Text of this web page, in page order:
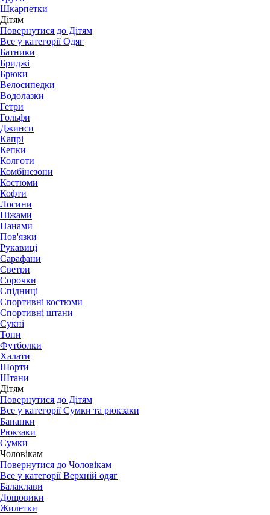
Шкарпетки
Дітям
Повернутися до Дітям
Все у категорії Одяг
Батники
Бриджі
Брюки
Велосипедки
Водолазки
Гетри
Гольфи
Джинси
Капрі
Кепки
Колготи
Комбінезони
Костюми
Кофти
Лосини
Піжами
Панами
Пов'язки
Рукавиці
Сарафани
Светри
Сорочки
Спідниці
Спортивні костюми
Спортивні штани
Сукні
Топи
Футболки
Халати
Шорти
Штани
Дітям
Повернутися до Дітям
Все у категорії Сумки та рюкзаки
Бананки
Рюкзаки
Сумки
Чоловікам
Повернутися до Чоловікам
Все у категорії Верхній одяг
Балаклави
Дощовики
Жилетки